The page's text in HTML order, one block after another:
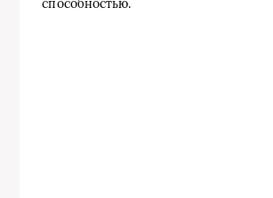
способностью.